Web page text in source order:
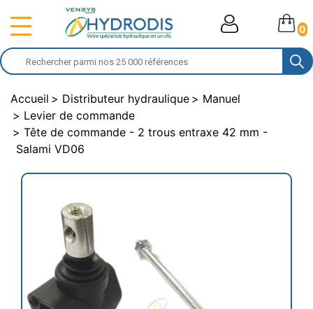
0
Accueil Distributeur hydraulique
Manuel
Levier de commande
Tête de commande - 2 trous entraxe 42 mm -
Salami VD06